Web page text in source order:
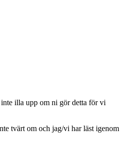
illa upp om ni gör detta för vi
tvärt om och jag/vi har läst igenom